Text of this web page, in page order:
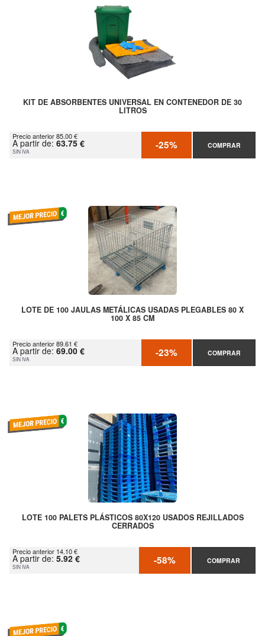
KIT DE ABSORBENTES UNIVERSAL EN CONTENEDOR DE 30
LITROS
Precio anterior 85.00 €
A partir de: 63.75 €
SIN IVA -25% COMPRAR
LOTE DE 100 JAULAS METÁLICAS USADAS PLEGABLES 80 X
100 X 85 CM
Precio anterior 89.61 €
A partir de: 69.00 €
SIN IVA -23% COMPRAR
LOTE 100 PALETS PLÁSTICOS 80X120 USADOS REJILLADOS
CERRADOS
Precio anterior 14.10 €
A partir de: 5.92 €
SIN IVA -58% COMPRAR